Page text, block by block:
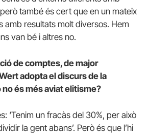
també és cert que en un mateix
amb resultats molt diversos. Hem
van bé i altres no.
de comptes, de major
adopta el discurs de la
és més aviat elitisme?
‘Tenim un fracàs del 30%, per això
la gent abans’. Però és que l’hi